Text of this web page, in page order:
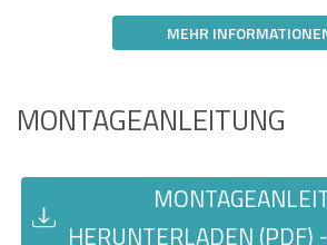
MEHR
MONTAGEANLEITUNG
HERUNTERLADEN